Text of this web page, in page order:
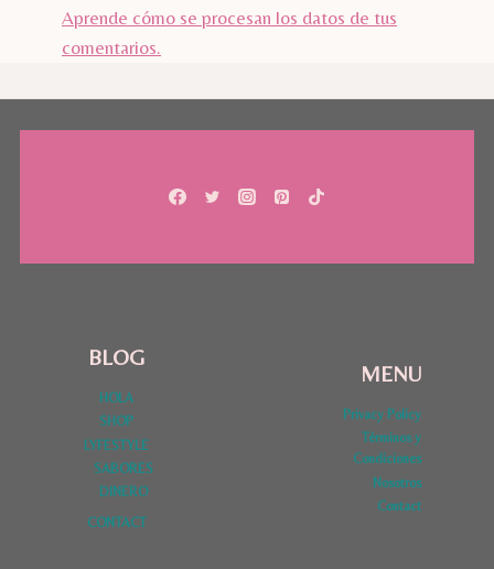
Aprende cómo se procesan los datos de tus
comentarios.
BLOG
HOLA
SHOP
LYFESTYLE
SABORES
DINERO
CONTACT
MENU
Privacy Policy
Términos y
Condiciones
Nosotros
Contact